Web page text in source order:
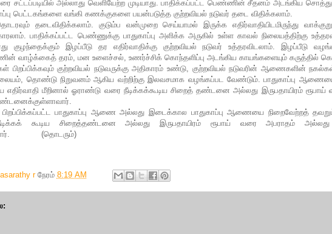
சட்டப்படியில் அல்லாது வெளியேற்ற முடியாது. பாதிக்கப்பட்ட பெண்ணின் சீதனம் அடங்கிய
பெட்டகங்களை வங்கி கணக்குகளை பயன்படுத்த குற்றவியல் நடுவர் தடை விதிக்கலாம்.
தடைவிதிக்கலாம். குடும்ப வன்முறை செய்யாமல் இருக்க எதிர்வாதியிடமிருந்து
பாதிக்கப்பட்ட பெண்ணுக்கு பாதுகாப்பு அளிக்க அருகில் உள்ள காவல் நிலையத்திற்கு
குழந்தைக்கும் இழப்பீடு தர எதிர்வாதிக்கு குற்றவியல் நடுவர் உத்தரவிடலாம். இழப்பீடு
வாழ்க்கைத் தரம், மன உளைச்சல், உணர்ச்சிக் கொந்தளிப்பு அடங்கிய காயங்களையும் கருத்தில்
பிறப்பிக்கவும் குற்றவியல் நடுவருக்கு அதிகாரம் உண்டு, குற்றவியல் நடுவரின் ஆணைகளின்
தொண்டு நிறுவனம் ஆகிய வற்றிற்கு இலவசமாக வழங்கப்பட வேண்டும். பாதுகாப்பு
எதிர்வாதி மீறினால் ஓராண்டு வரை நீடிக்கக்கூடிய சிறைத் தண்டனை அல்லது இருபதாயிரம்
பிறப்பிக்கப்பட்ட பாதுகாப்பு ஆணை அல்லது இடைக்கால பாதுகாப்பு ஆணையை நிறைவேற்றத்
கூடிய சிறைத்தண்டனை அல்லது இருபதாயிரம் ரூபாய் வரை அபராதம் அல்லது
(தொடரும்)
r நேரம் 8:19 AM